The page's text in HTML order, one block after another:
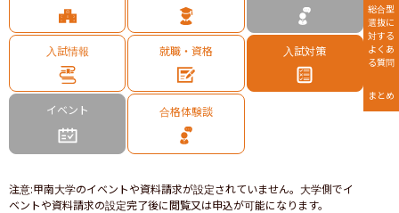
入試情報 就職・資格 入試対策
イベント 合格体験談
注意:甲南大学のイベントや資料請求が設定されていません。大学側でイ
ベントや資料請求の設定完了後に閲覧又は申込が可能になります。
総合型
選抜に
対する
よくあ
る質問
まとめ